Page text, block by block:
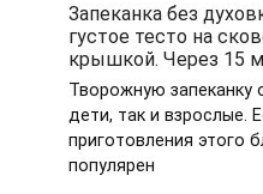
Запеканка без
густое тесто на
крышкой. Через 15
Творожную запеканку
дети, так и взрослые.
приготовления этого
популярен